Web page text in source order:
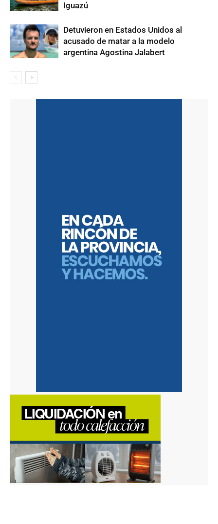
Iguazú
Detuvieron en Estados Unidos al
acusado de matar a la modelo
argentina Agostina Jalabert